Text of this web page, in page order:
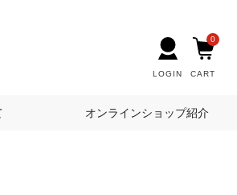
LOGIN CART
0
オンラインショップ紹介